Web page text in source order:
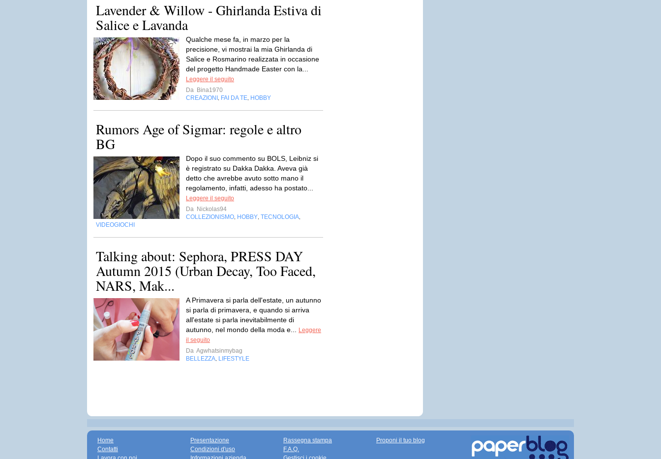
Lavender & Willow - Ghirlanda Estiva di
Salice e Lavanda
Qualche mese fa, in marzo per la
precisione, vi mostrai la mia Ghirlanda di
Salice e Rosmarino realizzata in occasione
del progetto Handmade Easter con la...
Leggere il seguito
Da Bina1970
CREAZIONI
FAI DA TE HOBBY
Rumors Age of Sigmar: regole e altro
BG
Dopo il suo commento su BOLS, Leibniz si
è registrato su Dakka Dakka. Aveva già
detto che avrebbe avuto sotto mano il
regolamento, infatti, adesso ha postato...
Leggere il seguito
Da Nickolas94
COLLEZIONISMO HOBBY TECNOLOGIA
VIDEOGIOCHI
Talking about: Sephora, PRESS DAY
Autumn 2015 (Urban Decay, Too Faced,
NARS, Mak...
A Primavera si parla dell'estate, un autunno
si parla di primavera, e quando si arriva
all'estate si parla inevitabilmente di
autunno, nel mondo della moda e...
Leggere
il seguito
Da Agwhatsinmybag
BELLEZZA LIFESTYLE
Home
Contatti
Presentazione
Condizioni d'uso
Rassegna stampa
F.A.Q.
Proponi il tuo blog